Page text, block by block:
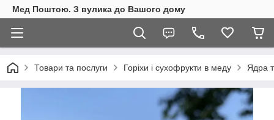
Мед Поштою. З вулика до Вашого дому
Товари та послуги Горіхи і сухофрукти в меду Ядра